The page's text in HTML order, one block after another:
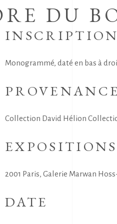
DU
Monogrammé, daté en bas à
Collection David Hélion
EXPOSITIONS
2001 Paris, Galerie Marwan
DATE